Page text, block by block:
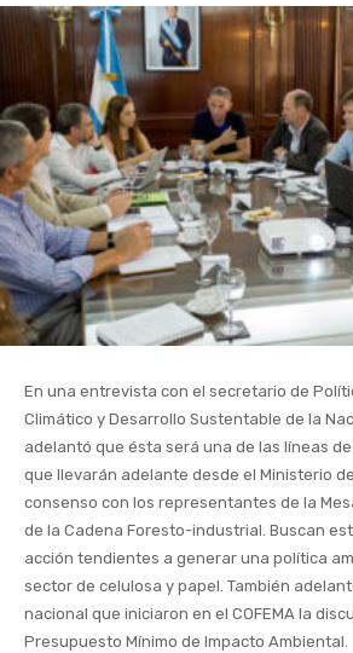
En una entrevista con el secretario de
Climático y Desarrollo Sustentable de la
adelantó que ésta será una de las líneas
que llevarán adelante desde el Ministerio
consenso con los representantes de la
de la Cadena Foresto-industrial. Buscan
acción tendientes a generar una política
sector de celulosa y papel. También
nacional que iniciaron en el COFEMA la
Presupuesto Mínimo de Impacto Ambiental.